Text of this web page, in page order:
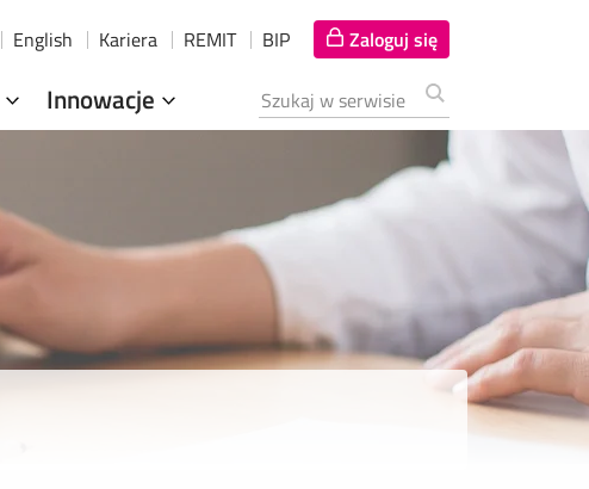
Szukana fraza
Zaloguj się
Innowacje
English Kariera REMIT BIP